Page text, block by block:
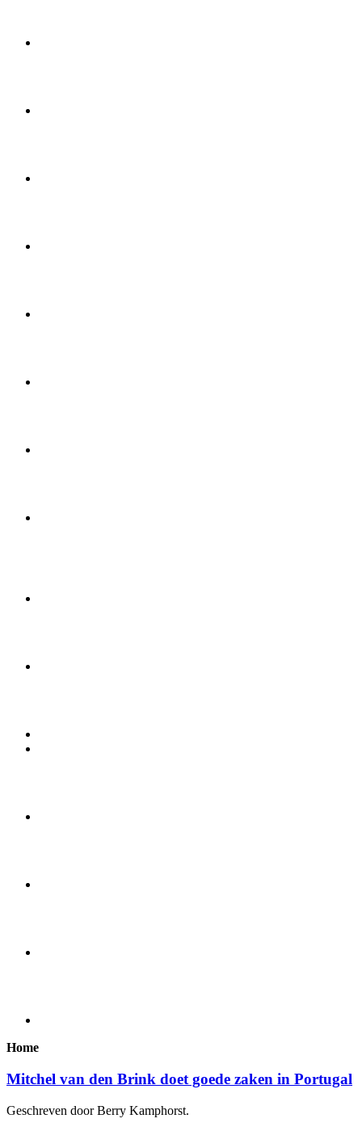
Home
Mitchel van den Brink doet goede zaken in Portugal
Geschreven door Berry Kamphorst.